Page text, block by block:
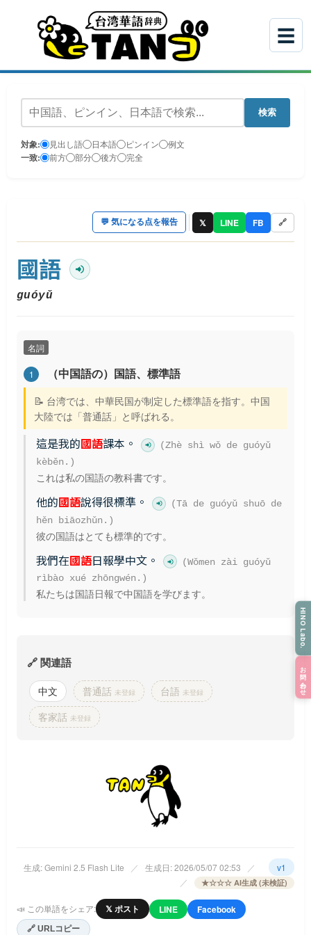
☰
検索
対象: 見出し語 日本語 ピンイン 例文
一致: 前方 部分 後方 完全
💬 気になる点を報告 𝕏 LINE FB 🔗
國語
guóyǔ
名詞
1 （中国語の）国語、標準語
📝 台湾では、中華民国が制定した標準語を指す。中国
大陸では「普通話」と呼ばれる。
這是我的國語課本。
(Zhè shì wǒ de guóyǔ
kèběn.)
これは私の国語の教科書です。
他的國語說得很標準。
(Tā de guóyǔ shuō de
hěn biāozhǔn.)
彼の国語はとても標準的です。
我們在國語日報學中文。
(Wǒmen zài guóyǔ
rìbào xué zhōngwén.)
私たちは国語日報で中国語を学びます。
🔗 関連語
中文 普通話 未登録 台語 未登録
客家話 未登録
生成: Gemini 2.5 Flash Lite ／ 生成日: 2026/05/07 02:53 ／
v1
／
★☆☆☆ AI生成 (未検証)
📣 この単語をシェア: 𝕏 ポスト LINE Facebook
🔗 URLコピー
HINO Labo.
お問い合わせ